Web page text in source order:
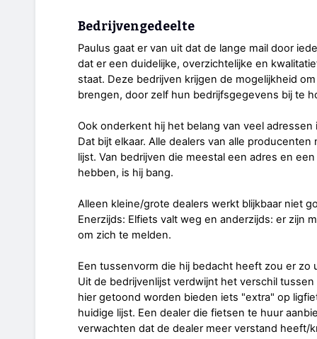
Bedrijvengedeelte
Paulus gaat er van uit dat de lange mail door
dat er een duidelijke, overzichtelijke en
staat. Deze bedrijven krijgen de mogelijkheid
brengen, door zelf hun bedrijfsgegevens bij te
Ook onderkent hij het belang van veel
Dat bijt elkaar. Alle dealers van alle
lijst. Van bedrijven die meestal een adres en
hebben, is hij bang.
Alleen kleine/grote dealers werkt blijkbaar niet
Enerzijds: Elfiets valt weg en anderzijds: er zijn
om zich te melden.
Een tussenvorm die hij bedacht heeft zou er zo
Uit de bedrijvenlijst verdwijnt het verschil
hier getoond worden bieden iets "extra" op
huidige lijst. Een dealer die fietsen te huur
verwachten dat de dealer meer verstand heeft/